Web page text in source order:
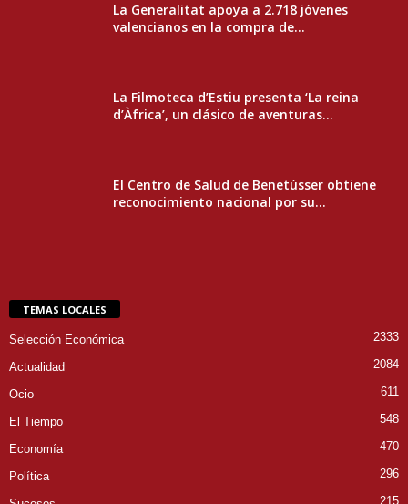
La Generalitat apoya a 2.718 jóvenes
valencianos en la compra de...
La Filmoteca d’Estiu presenta ‘La reina
d’Àfrica’, un clásico de aventuras...
El Centro de Salud de Benetússer obtiene
reconocimiento nacional por su...
TEMAS LOCALES
Selección Económica 2333
Actualidad 2084
Ocio 611
El Tiempo 548
Economía 470
Política 296
215